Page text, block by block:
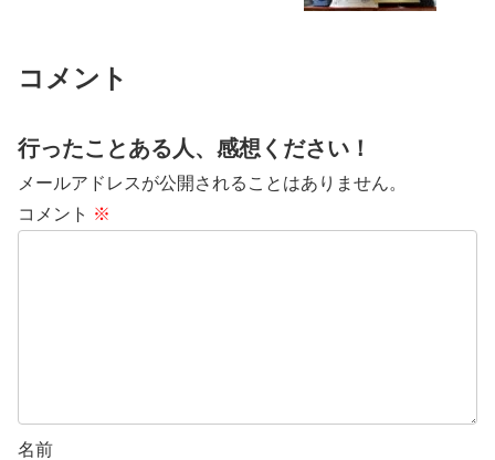
コメント
行ったことある人、感想ください！
メールアドレスが公開されることはありません。
コメント ※
名前